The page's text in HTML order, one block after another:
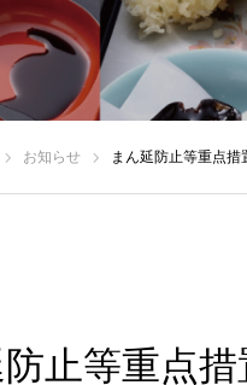
お知らせ まん延防止等重点措
止等重点